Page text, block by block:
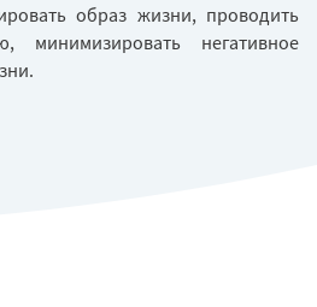
образ жизни, проводить
минимизировать негативное